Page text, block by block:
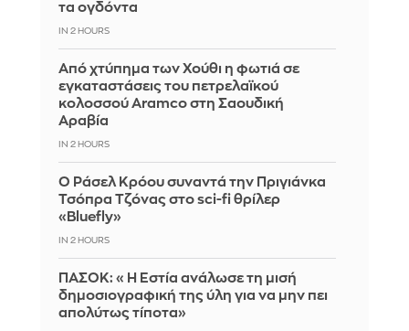
τα ογδόντα
IN 2 HOURS
Από χτύπημα των Χούθι η φωτιά σε
εγκαταστάσεις του πετρελαϊκού
κολοσσού Aramco στη Σαουδική
Αραβία
IN 2 HOURS
Ο Ράσελ Κρόου συναντά την Πριγιάνκα
Τσόπρα Τζόνας στο sci-fi θρίλερ
«Bluefly»
IN 2 HOURS
ΠΑΣΟΚ: «Η Εστία ανάλωσε τη μισή
δημοσιογραφική της ύλη για να μην πει
απολύτως τίποτα»